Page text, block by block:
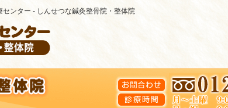
ンター - しんせつな鍼灸整骨院・整体院